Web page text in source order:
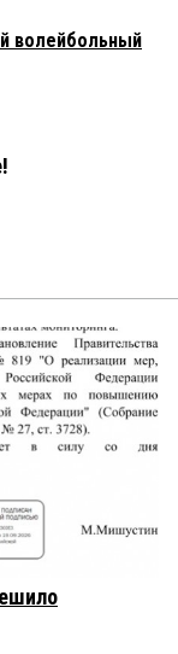
волейбольный